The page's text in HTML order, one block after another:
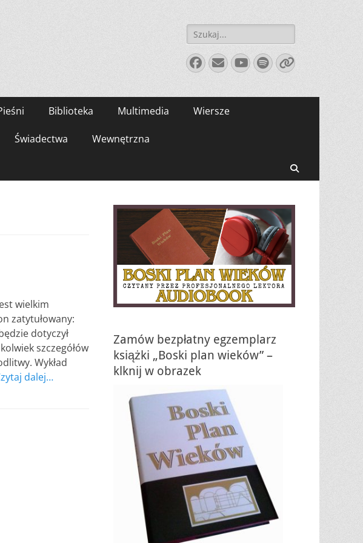
Szukaj:
Facebook
E-
mail
YouTube
Spotify
Link
Biblioteka Multimedia Wiersze
Świadectwa Wewnętrzna
wielkim
zatytułowany:
dotyczył
szczegółów
Wykład
dalej…
Zamów bezpłatny egzemplarz
książki „Boski plan wieków” –
klknij w obrazek